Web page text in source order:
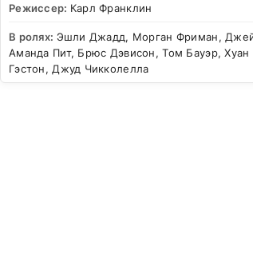
Режиссер: Карл Франклин
В ролях: Эшли Джадд, Морган Фриман,
Аманда Пит, Брюс Дэвисон, Том Бауэр,
Гэстон, Джуд Чикколелла